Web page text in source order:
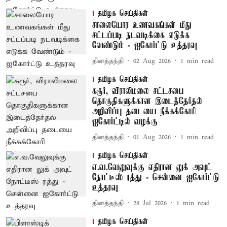
தமிழக செய்திகள்
சாலையோர உணவகங்கள் மீது
சட்டப்படி நடவடிக்கை எடுக்க
வேண்டும் - ஐகோர்ட்டு உத்தரவு
தினத்தந்தி 02 Aug 2026 1 min read
தமிழக செய்திகள்
கரூர், விராலிமலை சட்டசபை
தொகுதிகளுக்கான இடைத்தேர்தல்
அறிவிப்பு தடையை நீக்கக்கோரி
ஐகோர்ட்டில் வழக்கு
தினத்தந்தி 01 Aug 2026 1 min read
தமிழக செய்திகள்
எ.வ.வேலுவுக்கு எதிரான லுக் அவுட்
நோட்டீஸ் ரத்து - சென்னை ஐகோர்ட்டு
உத்தரவு
தினத்தந்தி 28 Jul 2026 1 min read
தமிழக செய்திகள்